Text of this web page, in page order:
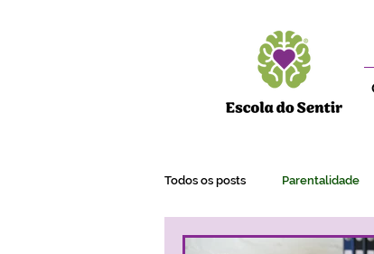
Todos os posts Parentalidade